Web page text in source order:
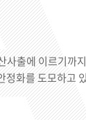
사출에 이르기까지
화를 도모하고